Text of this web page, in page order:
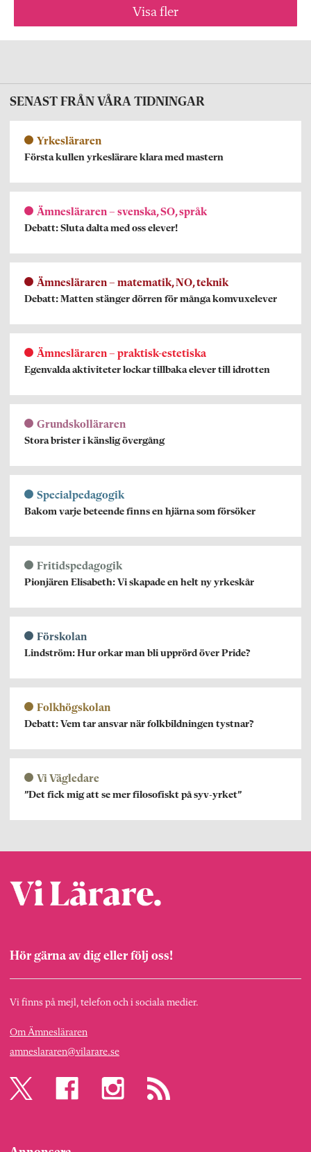
Visa fler
SENAST FRÅN VÅRA TIDNINGAR
Yrkesläraren
Första kullen yrkeslärare klara med mastern
Ämnesläraren – svenska, SO, språk
Debatt: Sluta dalta med oss elever!
Ämnesläraren – matematik, NO, teknik
Debatt: Matten stänger dörren för många komvuxelever
Ämnesläraren – praktisk-estetiska
Egenvalda aktiviteter lockar tillbaka elever till idrotten
Grundskolläraren
Stora brister i känslig övergång
Specialpedagogik
Bakom varje beteende finns en hjärna som försöker
Fritidspedagogik
Pionjären Elisabeth: Vi skapade en helt ny yrkeskår
Förskolan
Lindström: Hur orkar man bli upprörd över Pride?
Folkhögskolan
Debatt: Vem tar ansvar när folkbildningen tystnar?
Vi Vägledare
”Det fick mig att se mer filosofiskt på syv-yrket”
Hör gärna av dig eller följ oss!
Vi finns på mejl, telefon och i sociala medier.
Om Ämnesläraren
amneslararen@vilarare.se